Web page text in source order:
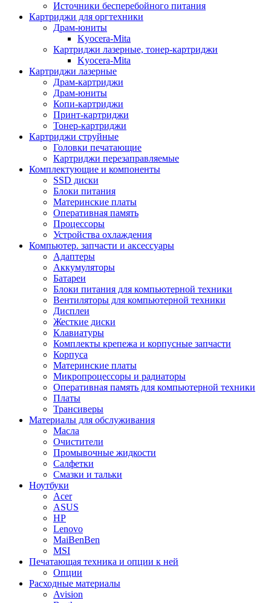
Источники бесперебойного питания
Картриджи для оргтехники
Драм-юниты
Kyocera-Mita
Картриджи лазерные, тонер-картриджи
Kyocera-Mita
Картриджи лазерные
Драм-картриджи
Драм-юниты
Копи-картриджи
Принт-картриджи
Тонер-картриджи
Картриджи струйные
Головки печатающие
Картриджи перезаправляемые
Комплектующие и компоненты
SSD диски
Блоки питания
Материнские платы
Оперативная память
Процессоры
Устройства охлаждения
Компьютер. запчасти и аксессуары
Адаптеры
Аккумуляторы
Батареи
Блоки питания для компьютерной техники
Вентиляторы для компьютерной техники
Дисплеи
Жесткие диски
Клавиатуры
Комплекты крепежа и корпусные запчасти
Корпуса
Материнские платы
Микропроцессоры и радиаторы
Оперативная память для компьютерной техники
Платы
Трансиверы
Материалы для обслуживания
Масла
Очистители
Промывочные жидкости
Салфетки
Смазки и тальки
Ноутбуки
Acer
ASUS
HP
Lenovo
MaiBenBen
MSI
Печатающая техника и опции к ней
Опции
Расходные материалы
Avision